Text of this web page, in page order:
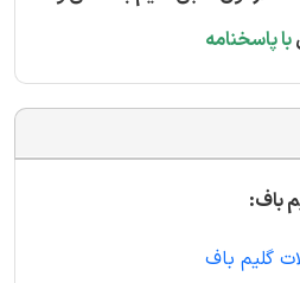
با پاسخنامه
باف:
گلیم باف